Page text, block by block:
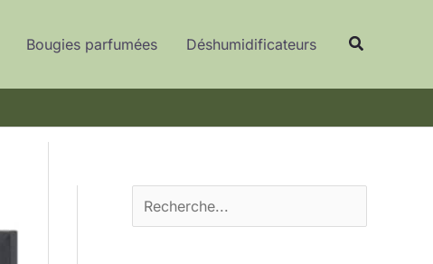
Bougies parfumées Déshumidificateurs
e
e
c